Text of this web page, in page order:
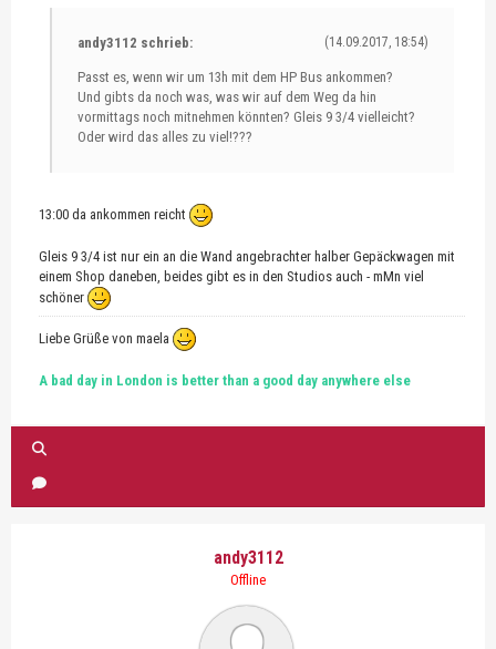
(14.09.2017, 18:54)
andy3112 schrieb:
Passt es, wenn wir um 13h mit dem HP Bus ankommen?
Und gibts da noch was, was wir auf dem Weg da hin
vormittags noch mitnehmen könnten? Gleis 9 3/4 vielleicht?
Oder wird das alles zu viel!???
13:00 da ankommen reicht
Gleis 9 3/4 ist nur ein an die Wand angebrachter halber Gepäckwagen mit
einem Shop daneben, beides gibt es in den Studios auch - mMn viel
schöner
Liebe Grüße von maela
A bad day in London is better than a good day anywhere else
andy3112
Offline